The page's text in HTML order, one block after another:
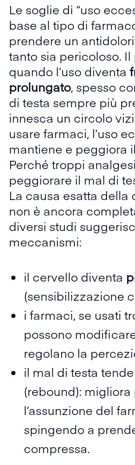
Le soglie di “uso
base al tipo di
prendere un
tanto sia pericoloso.
quando l’uso diventa
prolungato, spesso
di testa sempre più
innesca un circolo
usare farmaci, l’uso
mantiene e peggiora
Perché troppi
peggiorare il mal di
La causa esatta
non è ancora
diversi studi
meccanismi:
il cervello diventa
(sensibilizzazione
i farmaci, se usati
possono
regolano la
il mal di testa
(rebound):
l’assunzione del
spingendo a
compressa.